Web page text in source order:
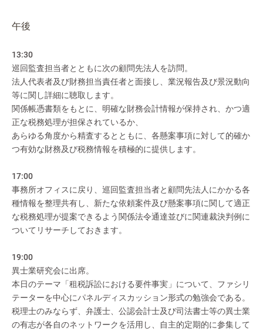
午後
13:30
巡回監査担当者とともに次の顧問先法人を訪問。
法人代表者及び財務担当責任者と面接し、業況報告及び景況動向
等に関し詳細に聴取します。
関係帳憑書類をもとに、明確な財務会計情報が保持され、かつ適
正な税務処理が担保されているか、
あらゆる角度から精査するとともに、各懸案事項に対して的確か
つ有効な財務及び税務情報を積極的に提供します。
17:00
事務所オフィスに戻り、巡回監査担当者と顧問先法人にかかる各
種情報を整理共有し、新たな依頼案件及び懸案事項に関して適正
な税務処理が提案できるよう関係法令通達並びに関連裁決判例に
ついてリサーチしておきます。
19:00
異士業研究会に出席。
本日のテーマ「租税訴訟における要件事実」について、ファシリ
テーターを中心にパネルディスカッション形式の勉強会である。
税理士のみならず、弁護士、公認会計士及び司法書士等の異士業
の有志が各自のネットワークを活用し、自主的定期的に参集して